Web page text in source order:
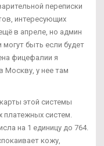
переписки
интересующих
в апреле, но админ
быть если будет
фицефалии я
Москву, у нее там
этой системы
систем.
на 1 единицу до 764.
кожу,